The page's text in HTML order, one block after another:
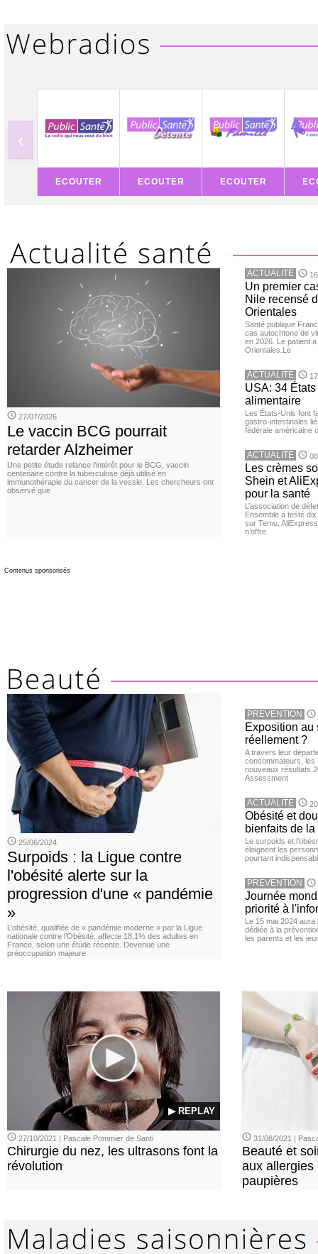
‹
ECOUTER ECOUTER ECOUTER
27/07/2026
Le vaccin BCG pourrait
retarder Alzheimer
Une petite étude relance l’intérêt pour le BCG, vaccin
centenaire contre la tuberculose déjà utilisé en
immunothérapie du cancer de la vessie. Les chercheurs ont
observé que
ACTUALITE
Un premier
Nile recensé
Orientales
Santé publique
cas autochtone de
en 2026. Le patient
Orientales.Le
ACTUALITE
USA: 34
alimentaire
Les États-Unis font
gastro-intestinales
fédérale américaine
ACTUALITE
Les crèmes
Shein et
pour la santé
L’association de
Ensemble a testé
sur Temu,
n’offre
Contenus sponsorisés
25/06/2024
Surpoids : la Ligue contre
l'obésité alerte sur la
progression d'une « pandémie
»
L’obésité, qualifiée de « pandémie moderne » par la Ligue
nationale contre l’Obésité, affecte 18,1% des adultes en
France, selon une étude récente. Devenue une
préoccupation majeure
PREVENTION
Exposition au
réellement ?
A travers leur
consommateurs, les
nouveaux résultats
Assessment
ACTUALITE
Obésité et
bienfaits de
Le surpoids et
éloignent les
pourtant
PREVENTION
Journée
priorité à
Le 15 mai 2024 aura
dédiée à la
les parents et les
▶ REPLAY
27/10/2021 | Pascale Pommier de Santi
Chirurgie du nez, les ultrasons font la
révolution
31/08/2021 |
Beauté et
aux allergies
paupières